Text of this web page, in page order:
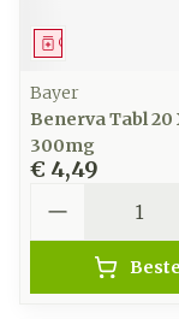
Geneesmiddel
Bayer
Benerva Tabl 20
300mg
€ 4,49